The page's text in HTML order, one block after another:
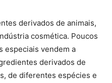
derivados de animais,
cosmética. Poucos
especiais vendem a
derivados de
de diferentes espécies e